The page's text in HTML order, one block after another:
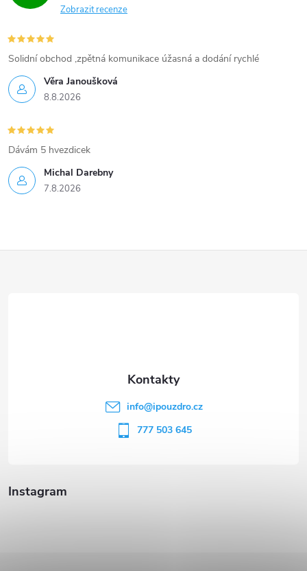
Zobrazit recenze
Věra Janoušková
8.8.2026
Solidní obchod ,zpětná komunikace úžasná a dodání rychlé
Michal Darebny
7.8.2026
Dávám 5 hvezdicek
Instagram
info@ipouzdro.cz
777 503 645